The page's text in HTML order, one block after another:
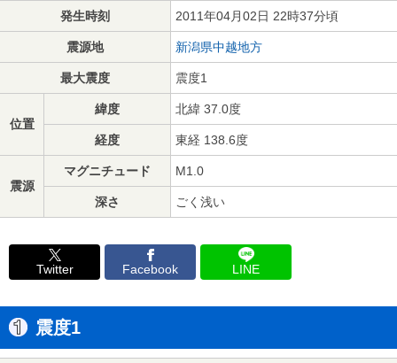
発生時刻 2011年04月02日 22時37分頃
震源地 新潟県中越地方
最大震度 震度1
位置
緯度 北緯 37.0度
経度 東経 138.6度
震源
マグニチュード M1.0
深さ ごく浅い
Twitter Facebook LINE
震度1